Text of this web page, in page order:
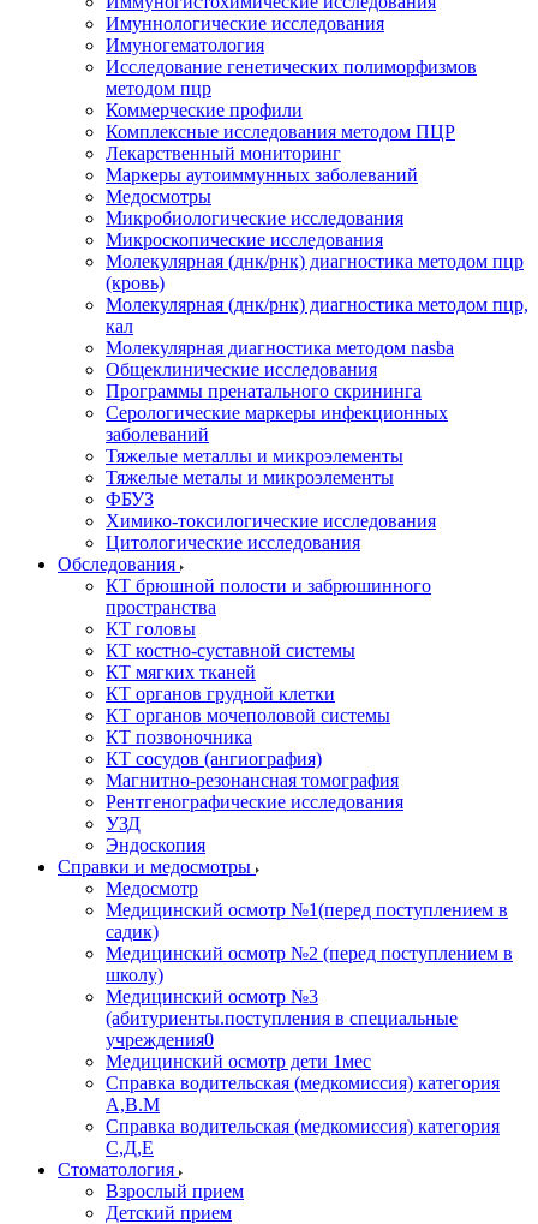
Имуннологические исследования
Имуногематология
Исследование генетических полиморфизмов
методом пцр
Коммерческие профили
Комплексные исследования методом ПЦР
Лекарственный мониторинг
Маркеры аутоиммунных заболеваний
Медосмотры
Микробиологические исследования
Микроскопические исследования
Молекулярная (днк/рнк) диагностика методом пцр
(кровь)
Молекулярная (днк/рнк) диагностика методом пцр,
кал
Молекулярная диагностика методом nasba
Общеклинические исследования
Программы пренатального скрининга
Серологические маркеры инфекционных
заболеваний
Тяжелые металлы и микроэлементы
Тяжелые металы и микроэлементы
ФБУЗ
Химико-токсилогические исследования
Цитологические исследования
Обследования
КТ брюшной полости и забрюшинного
пространства
КТ головы
КТ костно-суставной системы
КТ мягких тканей
КТ органов грудной клетки
КТ органов мочеполовой системы
КТ позвоночника
КТ сосудов (ангиография)
Магнитно-резонансная томография
Рентгенографические исследования
УЗД
Эндоскопия
Справки и медосмотры
Медосмотр
Медицинский осмотр №1(перед поступлением в
садик)
Медицинский осмотр №2 (перед поступлением в
школу)
Медицинский осмотр №3
(абитуриенты.поступления в специальные
учреждения0
Медицинский осмотр дети 1мес
Справка водительская (медкомиссия) категория
А,В.М
Справка водительская (медкомиссия) категория
С,Д,Е
Стоматология
Взрослый прием
Детский прием